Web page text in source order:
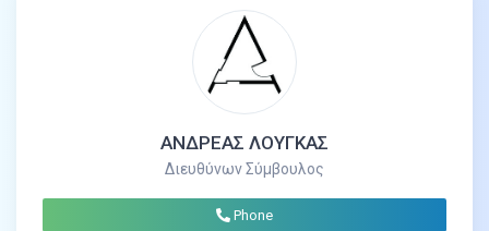
ΑΝΔΡΕΑΣ ΛΟΥΓΚΑΣ
Διευθύνων Σύμβουλος
Phone